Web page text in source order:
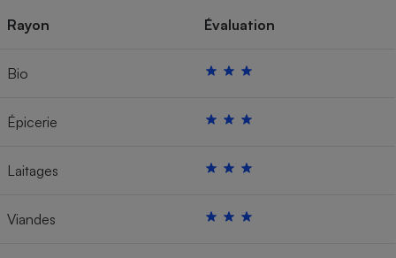
Rayon Évaluation
Bio
Épicerie
Laitages
Viandes